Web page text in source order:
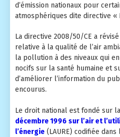
FAQ
Mon Impact Transport
Mon Convertisseur CO2
d’émission nationaux pour
atmosphériques dite directive «
La directive 2008/50/CE a
relative à la qualité de l’air
la pollution à des niveaux qui
nocifs sur la santé humaine et
d’améliorer l’information du
encourus.
Le droit national est fondé sur la
décembre 1996 sur l’air et
l’énergie (LAURE) codifiée